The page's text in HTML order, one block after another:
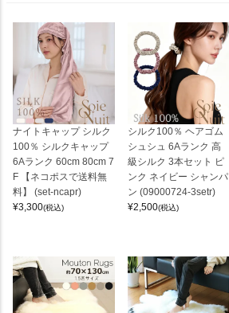
ナイトキャップ シルク
100％ シルクキャップ
6Aランク 60cm 80cm 7
F 【ネコポスで送料無
料】 (set-ncapr)
¥3,300(税込)
シルク100％ ヘアゴム
シュシュ 6Aランク 高
級シルク 3本セット ピ
ンク ネイビー シャンパ
ン (09000724-3setr)
¥2,500(税込)